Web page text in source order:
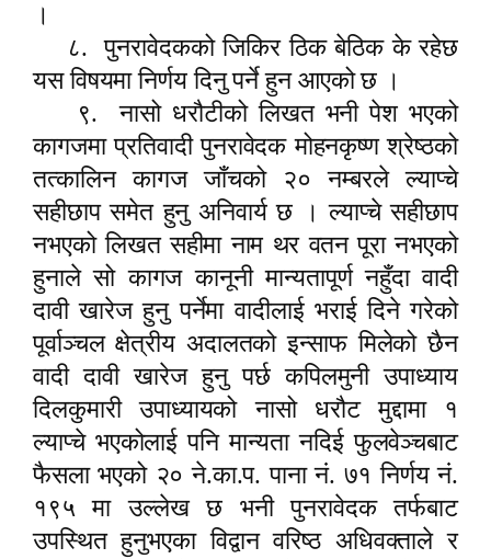
।
८.
पुनरावेदकको जिकिर ठिक बेठिक के रहेछ
यस विषयमा निर्णय दिनु पर्ने हुन आएको छ ।
९.
नासो धरौटीको लिखत भनी पेश भएको
कागजमा प्रतिवादी पुनरावेदक मोहनकृष्ण श्रेष्ठको
तत्कालिन कागज जाँचको २० नम्बरले ल्याप्चे
सहीछाप समेत हुनु अनिवार्य छ । ल्याप्चे सहीछाप
नभएको लिखत सहीमा नाम थर वतन पूरा नभएको
हुनाले सो कागज कानूनी मान्यतापूर्ण नहुँदा वादी
दावी खारेज हुनु पर्नेमा वादीलाई भराई दिने गरेको
पूर्वाञ्चल क्षेत्रीय अदालतको इन्साफ मिलेको छैन
वादी दावी खारेज हुनु पर्छ कपिलमुनी उपाध्याय
दिलकुमारी उपाध्यायको नासो धरौट मुद्दामा १
ल्याप्चे भएकोलाई पनि मान्यता नदिई फुलवेञ्चबाट
फैसला भएको २० ने.का.प. पाना नं. ७१ निर्णय नं.
१९५ मा उल्लेख छ भनी पुनरावेदक तर्फबाट
उपस्थित हुनुभएका विद्वान वरिष्ठ अधिवक्ताले र